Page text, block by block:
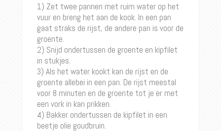
1) Zet twee pannen met ruim water op het
vuur en breng het aan de kook. In een pan
gaat straks de rijst, de andere pan is voor de
groente.
2) Snijd ondertussen de groente en kipfilet
in stukjes.
3) Als het water kookt kan de rijst en de
groente allebei in een pan. De rijst meestal
voor 8 minuten en de groente tot je er met
een vork in kan prikken.
4) Bakker ondertussen de kipfilet in een
beetje olie goudbruin.